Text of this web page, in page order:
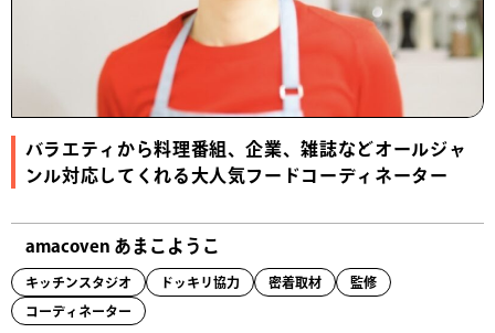
バラエティから料理番組、企業、雑誌などオールジャ
ンル対応してくれる大人気フードコーディネーター
amacoven あまこようこ
キッチンスタジオ ドッキリ協力 密着取材 監修
コーディネーター